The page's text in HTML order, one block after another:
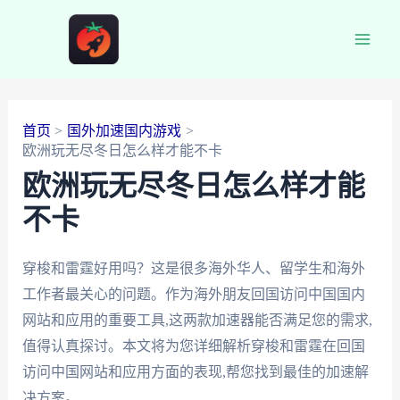
首页
国外加速国内游戏
欧洲玩无尽冬日怎么样才能不卡
欧洲玩无尽冬日怎么样才能
不卡
穿梭和雷霆好用吗？这是很多海外华人、留学生和海外
工作者最关心的问题。作为海外朋友回国访问中国国内
网站和应用的重要工具,这两款加速器能否满足您的需求,
值得认真探讨。本文将为您详细解析穿梭和雷霆在回国
访问中国网站和应用方面的表现,帮您找到最佳的加速解